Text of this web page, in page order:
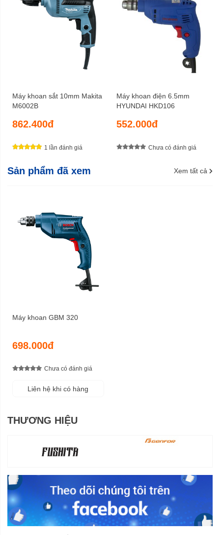
Máy khoan sắt 10mm Makita
M6002B
862.400đ
1 lần đánh giá
Máy khoan điện 6.5mm
HYUNDAI HKD106
552.000đ
Chưa có đánh giá
Sản phẩm đã xem Xem tất cả
Máy khoan GBM 320
698.000đ
Chưa có đánh giá
Liên hệ khi có hàng
THƯƠNG HIỆU